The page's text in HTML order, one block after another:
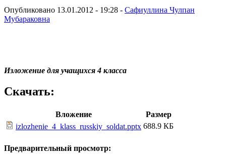
Опубликовано 13.01.2012 - 19:28 - Сафиуллина Чулпан
Мубараковна
Изложение для учащихся 4 класса
Скачать:
Вложение
Размер
izlozhenie_4_klass_russkiy_soldat.pptx 688.9 КБ
Предварительный просмотр: